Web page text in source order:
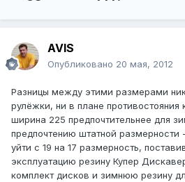
AVIS
Опубликовано 20 мая, 2012
Разницы между этими размерами
рулёжки, ни в плане противостояния
ширина 225 предпочтительнее для
предпочтению штатной
уйти с 19 на 17 размерность,
эксплуатацию резину Купер
комплект дисков и зимнюю резину